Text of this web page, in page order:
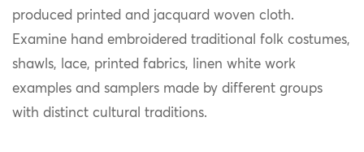
produced printed and jacquard woven cloth.
Examine hand embroidered traditional folk costumes,
shawls, lace, printed fabrics, linen white work
examples and samplers made by different groups
with distinct cultural traditions.